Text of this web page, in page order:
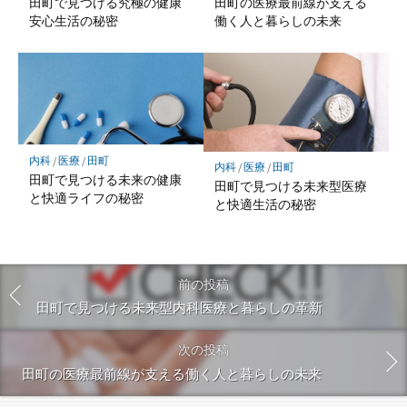
安心生活の秘密
働く人と暮らしの未来
内科/医療/ 田町
田町で見つける未来の健康
と快適ライフの秘密
内科/医療/ 田町
田町で見つける未来型医療
と快適生活の秘密
前の投稿
田町で見つける未来型内科医療と暮らしの革新
次の投稿
田町の医療最前線が支える働く人と暮らしの未来